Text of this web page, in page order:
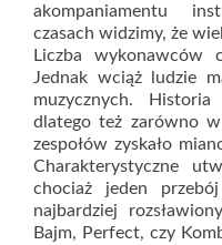
akompaniamentu
czasach widzimy, że
Liczba wykonawców
Jednak wciąż ludzie
muzycznych.
dlatego też zarówno
zespołów zyskało
Charakterystyczne
chociaż jeden
najbardziej
Bajm, Perfect, czy